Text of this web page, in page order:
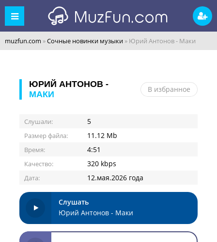
muzfun.com »Сочные новинки музыки » Юрий Антонов - Маки
ЮРИЙ АНТОНОВ -
МАКИ
В избранное
Слушали: 5
Размер файла: 11.12 Mb
Время: 4:51
Качество: 320 kbps
Дата: 12.мая.2026 года
Слушать
Юрий Антонов - Маки